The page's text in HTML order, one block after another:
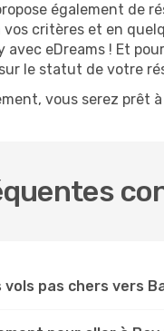
également de
critères et en
eDreams ! Et
le statut de votre
vous serez prêt
pas chers vers